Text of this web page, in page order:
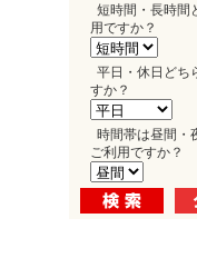
短時間・長時間
用ですか？
平日・休日どち
すか？
時間帯は昼間・
ご利用ですか？